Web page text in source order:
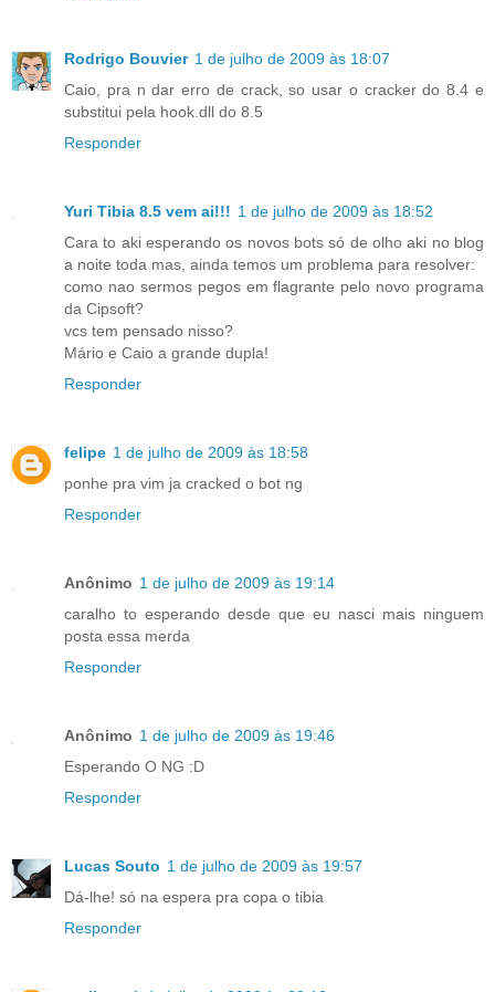
Rodrigo Bouvier 1 de julho de 2009 às 18:07
Caio, pra n dar erro de crack, so usar o cracker do 8.4 e
substitui pela hook.dll do 8.5
Responder
Yuri Tibia 8.5 vem ai!!! 1 de julho de 2009 às 18:52
Cara to aki esperando os novos bots só de olho aki no blog
a noite toda mas, ainda temos um problema para resolver:
como nao sermos pegos em flagrante pelo novo programa
da Cipsoft?
vcs tem pensado nisso?
Mário e Caio a grande dupla!
Responder
felipe 1 de julho de 2009 às 18:58
ponhe pra vim ja cracked o bot ng
Responder
Anônimo 1 de julho de 2009 às 19:14
caralho to esperando desde que eu nasci mais ninguem
posta essa merda
Responder
Anônimo 1 de julho de 2009 às 19:46
Esperando O NG :D
Responder
Lucas Souto 1 de julho de 2009 às 19:57
Dá-lhe! só na espera pra copa o tibia
Responder